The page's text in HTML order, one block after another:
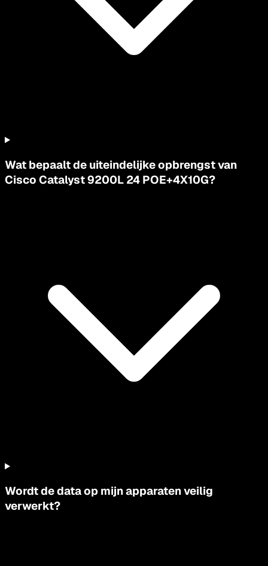
Wat bepaalt de uiteindelijke opbrengst van
Cisco Catalyst 9200L 24 POE+4X10G?
Wordt de data op mijn apparaten veilig
verwerkt?